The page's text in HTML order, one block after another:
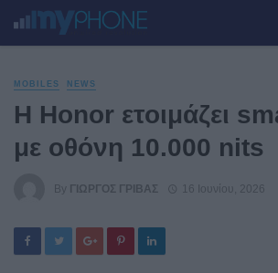
MOBILES NEWS
Η Honor ετοιμάζει
με οθόνη 10.000 nits
By ΓΙΏΡΓΟΣ ΓΡΊΒΑΣ 16 Ιουνίου, 2026